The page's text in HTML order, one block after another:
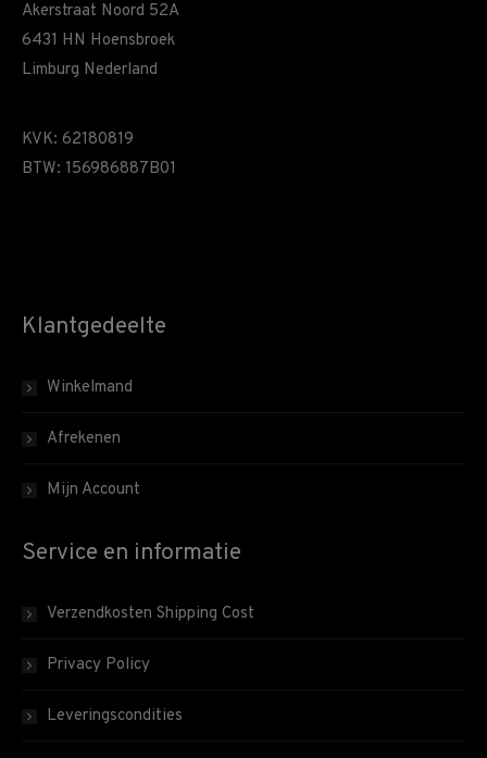
Akerstraat Noord 52A
6431 HN Hoensbroek
Limburg Nederland
KVK: 62180819
BTW: 156986887B01
Klantgedeelte
Winkelmand
Afrekenen
Mijn Account
Service en informatie
Verzendkosten Shipping Cost
Privacy Policy
Leveringscondities